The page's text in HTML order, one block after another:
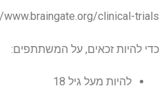
clinical-trials/#.
כדי להיות זכאים, על המשתתפים:
להיות מעל גיל 18